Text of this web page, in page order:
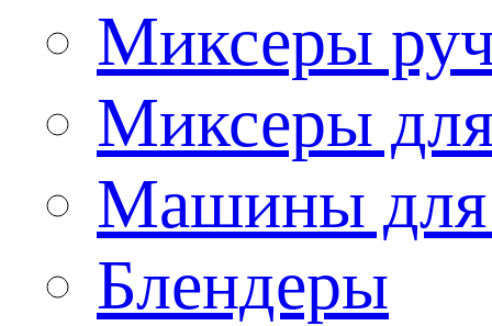
Миксеры
Миксеры
Машины для
Блендеры